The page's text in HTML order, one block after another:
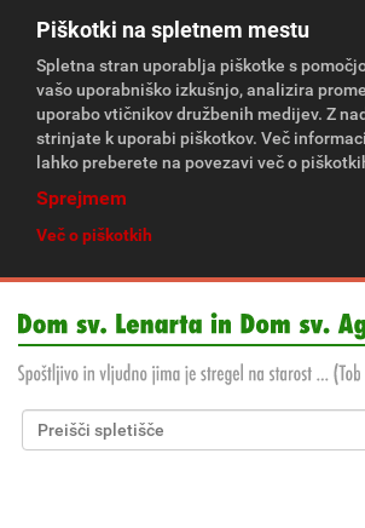
Piškotki na spletnem mestu
Spletna stran uporablja piškotke s
vašo uporabniško izkušnjo, analizira
uporabo vtičnikov družbenih medijev. Z
strinjate k uporabi piškotkov. Več
lahko preberete na povezavi več o
Sprejmem
Več o piškotkih
Išči po spletišču